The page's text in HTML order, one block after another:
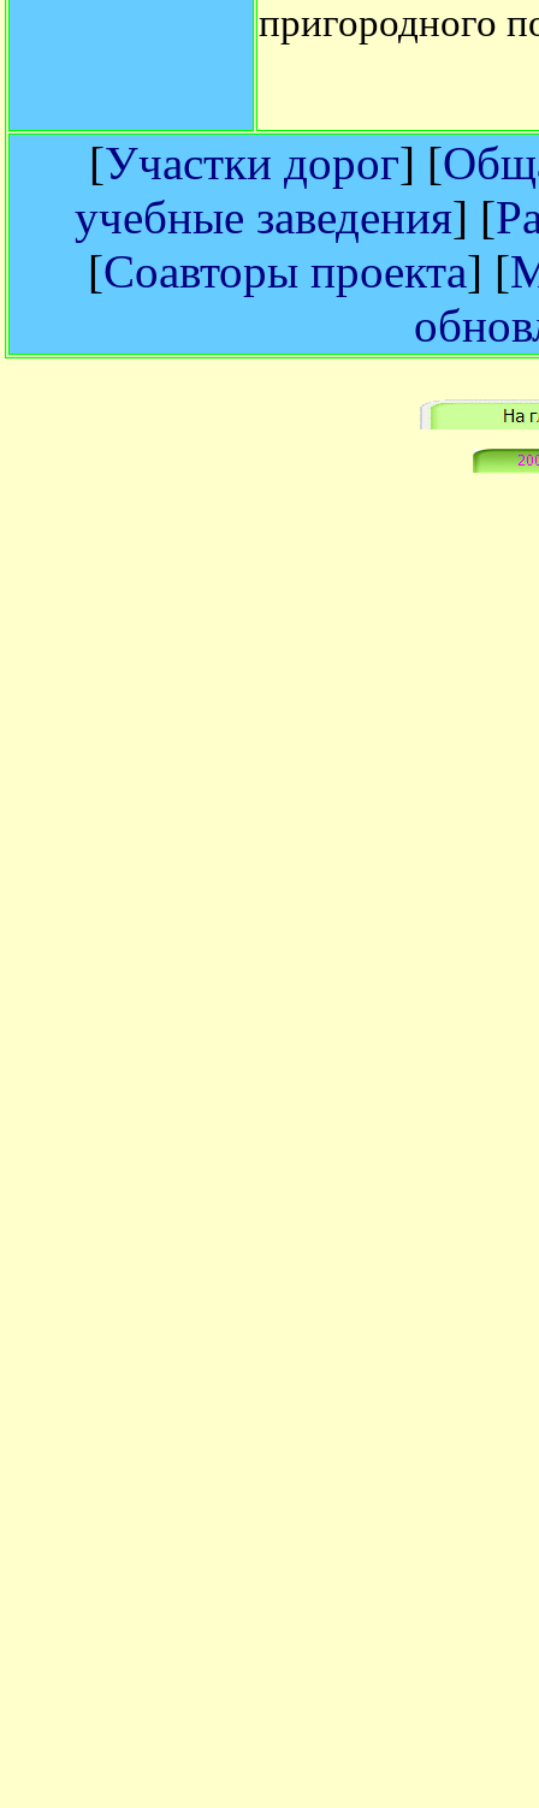
пригородного
[Участки дорог] [
учебные заведения] [
[Соавторы проекта] [